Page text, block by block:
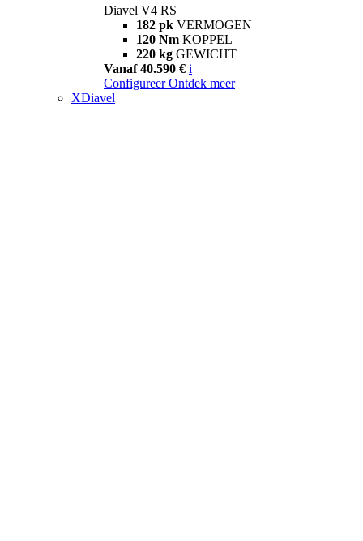
Diavel V4 RS
182 pk VERMOGEN
120 Nm KOPPEL
220 kg GEWICHT
Vanaf 40.590 € i
Configureer Ontdek meer
XDiavel